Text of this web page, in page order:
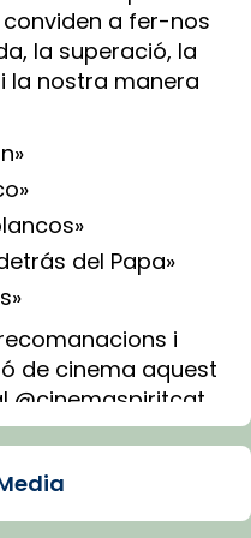
a fer-nos
la superació, la
la nostra manera
del Papa»
i
de cinema aquest
@cinemaspiritcat
(OpenAI)